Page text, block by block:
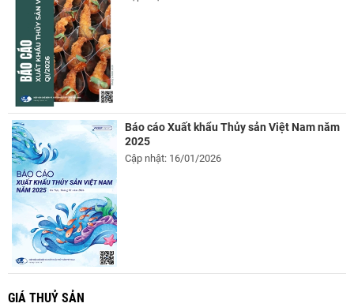
Báo cáo Xuất khẩu Thủy sản Việt Nam năm
2025
Cập nhật: 16/01/2026
GIÁ THUỶ SẢN